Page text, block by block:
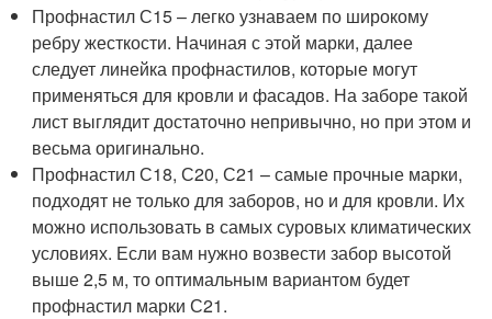
Профнастил С15 – легко узнаваем по широкому
ребру жесткости. Начиная с этой марки, далее
следует линейка профнастилов, которые могут
применяться для кровли и фасадов. На заборе такой
лист выглядит достаточно непривычно, но при этом и
весьма оригинально.
Профнастил С18, С20, С21 – самые прочные марки,
подходят не только для заборов, но и для кровли. Их
можно использовать в самых суровых климатических
условиях. Если вам нужно возвести забор высотой
выше 2,5 м, то оптимальным вариантом будет
профнастил марки С21.